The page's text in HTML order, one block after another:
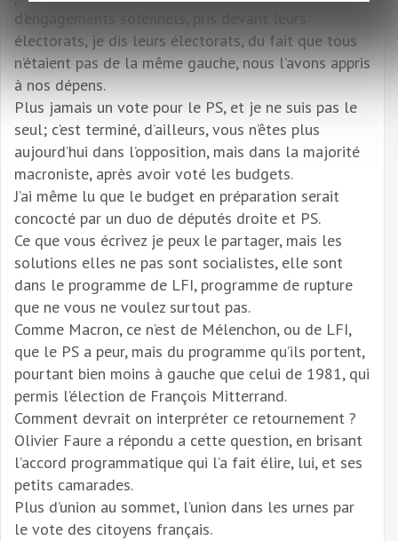
d’engagements solennels, pris devant leurs
électorats, je dis leurs électorats, du fait que tous
n’étaient pas de la même gauche, nous l’avons appris
à nos dépens.
Plus jamais un vote pour le PS, et je ne suis pas le
seul; c’est terminé, d’ailleurs, vous n’êtes plus
aujourd’hui dans l’opposition, mais dans la majorité
macroniste, après avoir voté les budgets.
J’ai même lu que le budget en préparation serait
concocté par un duo de députés droite et PS.
Ce que vous écrivez je peux le partager, mais les
solutions elles ne pas sont socialistes, elle sont
dans le programme de LFI, programme de rupture
que ne vous ne voulez surtout pas.
Comme Macron, ce n’est de Mélenchon, ou de LFI,
que le PS a peur, mais du programme qu’ils portent,
pourtant bien moins à gauche que celui de 1981, qui
permis l’élection de François Mitterrand.
Comment devrait on interpréter ce retournement ?
Olivier Faure a répondu a cette question, en brisant
l’accord programmatique qui l’a fait élire, lui, et ses
petits camarades.
Plus d’union au sommet, l’union dans les urnes par
le vote des citoyens français.